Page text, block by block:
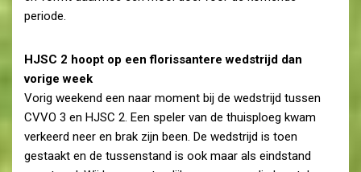
periode.
HJSC 2 hoopt op een florissantere wedstrijd dan
vorige week
Vorig weekend een naar moment bij de wedstrijd tussen
CVVO 3 en HJSC 2. Een speler van de thuisploeg kwam
verkeerd neer en brak zijn been. De wedstrijd is toen
gestaakt en de tussenstand is ook maar als eindstand